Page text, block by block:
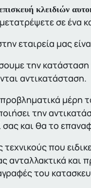
κλειδιών
σε
εταιρεία μας
την
αντικατάσταση.
μέρη
την
και θα το
που
και
του